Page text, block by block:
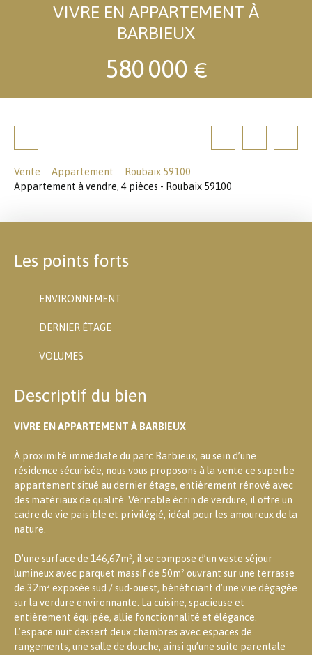
VIVRE EN APPARTEMENT À
BARBIEUX
580 000 €
Vente Appartement
Roubaix 59100
Appartement à vendre, 4 pièces - Roubaix 59100
Les points forts
ENVIRONNEMENT
DERNIER ÉTAGE
VOLUMES
Descriptif du bien
VIVRE EN APPARTEMENT À BARBIEUX
À proximité immédiate du parc Barbieux, au sein d’une
résidence sécurisée, nous vous proposons à la vente ce superbe
appartement situé au dernier étage, entièrement rénové avec
des matériaux de qualité. Véritable écrin de verdure, il offre un
cadre de vie paisible et privilégié, idéal pour les amoureux de la
nature.
D’une surface de 146,67m², il se compose d’un vaste séjour
lumineux avec parquet massif de 50m² ouvrant sur une terrasse
de 32m² exposée sud / sud-ouest, bénéficiant d’une vue dégagée
sur la verdure environnante. La cuisine, spacieuse et
entièrement équipée, allie fonctionnalité et élégance.
L’espace nuit dessert deux chambres avec espaces de
rangements, une salle de douche, ainsi qu’une suite parentale